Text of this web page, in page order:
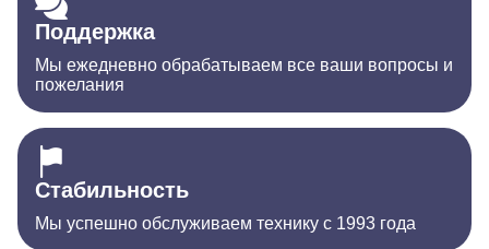
Поддержка
Мы ежедневно обрабатываем все ваши вопросы и
пожелания
Стабильность
Мы успешно обслуживаем технику с 1993 года